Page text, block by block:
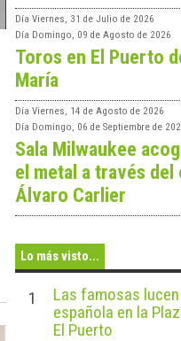
Día Viernes, 31 de Julio de 2026
Día Domingo, 09 de Agosto de 2026
Toros en El Puerto
María
Día Viernes, 14 de Agosto de 2026
Día Domingo, 06 de Septiembre de
Sala Milwaukee
el metal a través
Álvaro Carlier
Lo más visto...
1
Las famosas
española en la
El Puerto